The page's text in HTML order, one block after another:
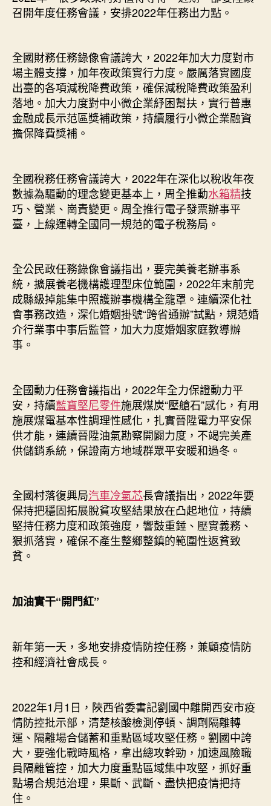
召開年度任務會議，安排2022年任務出力點。
全國財務任務錄像會議誇大，2022年加大力度對市
場主體支撐，加年夜政策實行力度。嚴厲落實國度
出臺的各項減稅降費政策，確保減稅降費政策盈利
落地。加大力度對中小微企業紓困幫扶，實行普惠
金融成長示范區獎補政策，持續履行小微企業融資
擔保降費獎補。
全國稅務任務會議誇大，2022年在深化以稅收年夜
數據為驅動的理念變更基本上，周全推動水箱精技
巧、營業、崗責變更。周全推行電子發票辦事平
臺，上線運轉全國同一規范的電子稅務局。
全公民政任務錄像會議指出，要完美養老辦事系
統，擴展養老機構護理型床位範圍，2022年末前完
成縣級掉能集中照護辦事機構全籠罩。連續深化社
會事務改造，深化婚姻掛號“跨省通辦”試點，規范婚
介行業事中事后監管，加大力度婚姻家庭教導辦
事。
全國動力任務會議指出，2022年全力保證動力平
安，持續藍寶堅尼零件施展煤炭“壓艙石”感化，有用
施展煤電基本性調理性感化，扎實晉陞電力平安保
供才能，連續晉陞油氣勘察開闢力度，不竭完美產
供儲銷系統，保證南方地域群眾平安暖和過冬。
全國村落復興局汽車冷氣芯長會議指出，2022年要
保持把穩固拓展脫貧攻堅結果放在凸起地位，持續
堅持任務力度和政策強度，響鼓重錘、壓實義務、
狠抓落實，確保不產生整鄉整鎮的範圍性返貧致
貧。
加油實干“開門紅”
新年第一天，多地安排疫情防控任務，兼顧疫情防
控和經濟社會成長。
2022年1月1日，陜西省委書記劉國中離開西安市疫
情防控批示部，清楚核酸檢測停頓、調劑隔離轉
運、隔離場合儲蓄和重點區域攻堅任務。劉國中誇
大，要強化戰時風格，拿出總攻幹勁，加速風險職
員隔離管控，加大力度重點區域集中攻堅，抓好重
點場合規范治理，果斷、武斷、盡快把疫情把持
住。